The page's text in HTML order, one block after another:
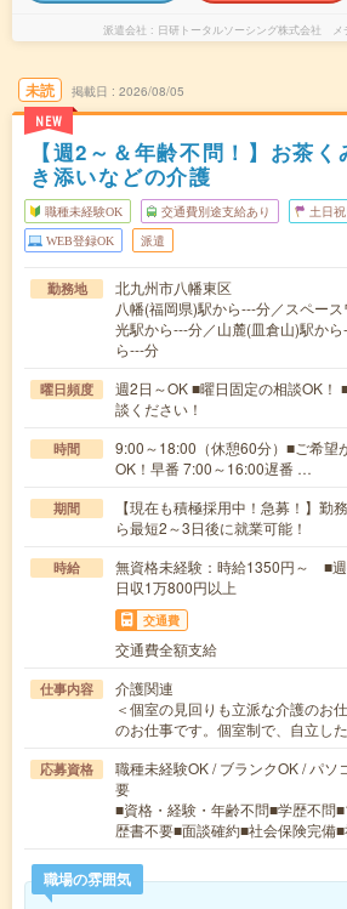
派遣会社 日研トータルソーシング株式会社 メ
未読
NEW
掲載日 2026/08/05
【週2～＆年齢不問！】お茶
き添いなどの介護
職種未経験OK 交通費別途支給あり 土日
WEB登録OK 派遣
勤務地
北九州市八幡東区
八幡(福岡県)駅から---分／スペー
光駅から---分／山麓(皿倉山)駅か
ら---分
曜日頻度
週2日～OK ■曜日固定の相談OK！
談ください！
時間
9:00～18:00（休憩60分）■ご希望
OK！早番 7:00～16:00遅番 …
期間
【現在も積極採用中！急募！】勤
ら最短2～3日後に就業可能！
時給
無資格未経験：時給1350円～ ■
日収1万800円以上
交通費
交通費全額支給
仕事内容
介護関連
＜個室の見回りも立派な介護のお
のお仕事です。個室制で、自立し
応募資格
職種未経験OK / ブランクOK / パソ
要
■資格・経験・年齢不問■学歴不問
歴書不要■面談確約■社会保険完備
職場の雰囲気